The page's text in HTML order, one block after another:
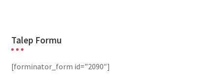
Talep Formu
[forminator_form id=”2090″]